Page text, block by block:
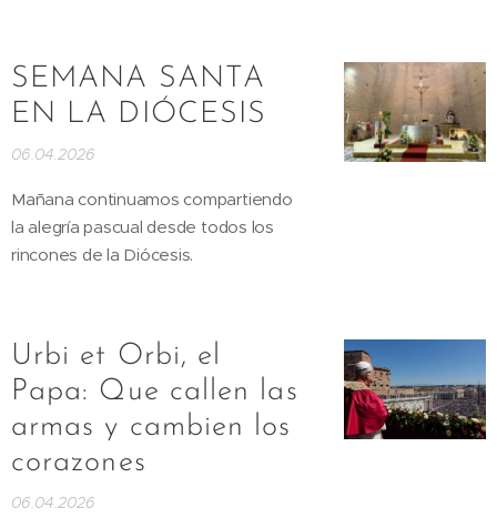
SEMANA SANTA
EN LA DIÓCESIS
06.04.2026
Mañana continuamos compartiendo
la alegría pascual desde todos los
rincones de la Diócesis.
Urbi et Orbi, el
Papa: Que callen las
armas y cambien los
corazones
06.04.2026